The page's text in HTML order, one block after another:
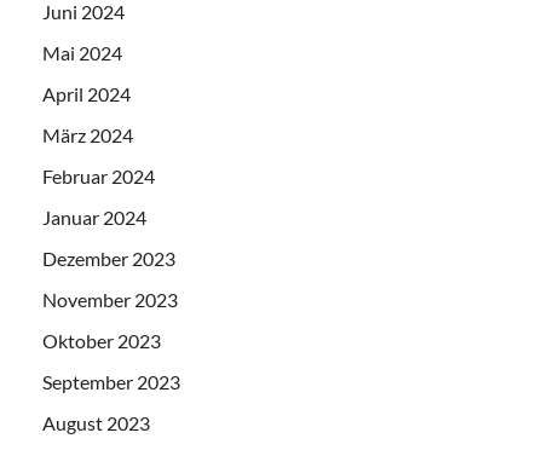
Juni 2024
Mai 2024
April 2024
März 2024
Februar 2024
Januar 2024
Dezember 2023
November 2023
Oktober 2023
September 2023
August 2023